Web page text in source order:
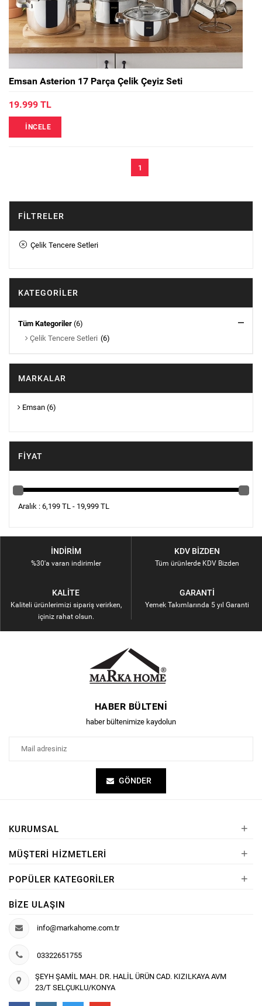
Emsan Asterion 17 Parça Çelik Çeyiz Seti
19.999 TL
İNCELE
1
FILTRELER
Çelik Tencere Setleri
KATEGORILER
Tüm Kategoriler (6)
Çelik Tencere Setleri (6)
MARKALAR
Emsan (6)
FIYAT
Aralık : 6,199 TL - 19,999 TL
İNDIRIM
%30'a varan indirimler
KDV BIZDEN
Tüm ürünlerde KDV Bizden
KALITE
Kaliteli ürünlerimizi sipariş verirken,
içiniz rahat olsun.
GARANTI
Yemek Takımlarında 5 yıl Garanti
HABER BÜLTENI
haber bültenimize kaydolun
GÖNDER
KURUMSAL +
MÜŞTERI HIZMETLERI +
POPÜLER KATEGORILER +
BIZE ULAŞIN
info@markahome.com.tr
03322651755
ŞEYH ŞAMİL MAH. DR. HALİL ÜRÜN CAD. KIZILKAYA AVM
23/T SELÇUKLU/KONYA